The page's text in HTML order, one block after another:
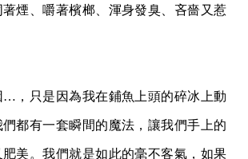
著煙、嚼著檳榔、渾身發臭、吝嗇又惹
…，只是因為我在鋪魚上頭的碎冰上動
都有一套瞬間的魔法，讓我們手上的
美。我們就是如此的毫不客氣，如果